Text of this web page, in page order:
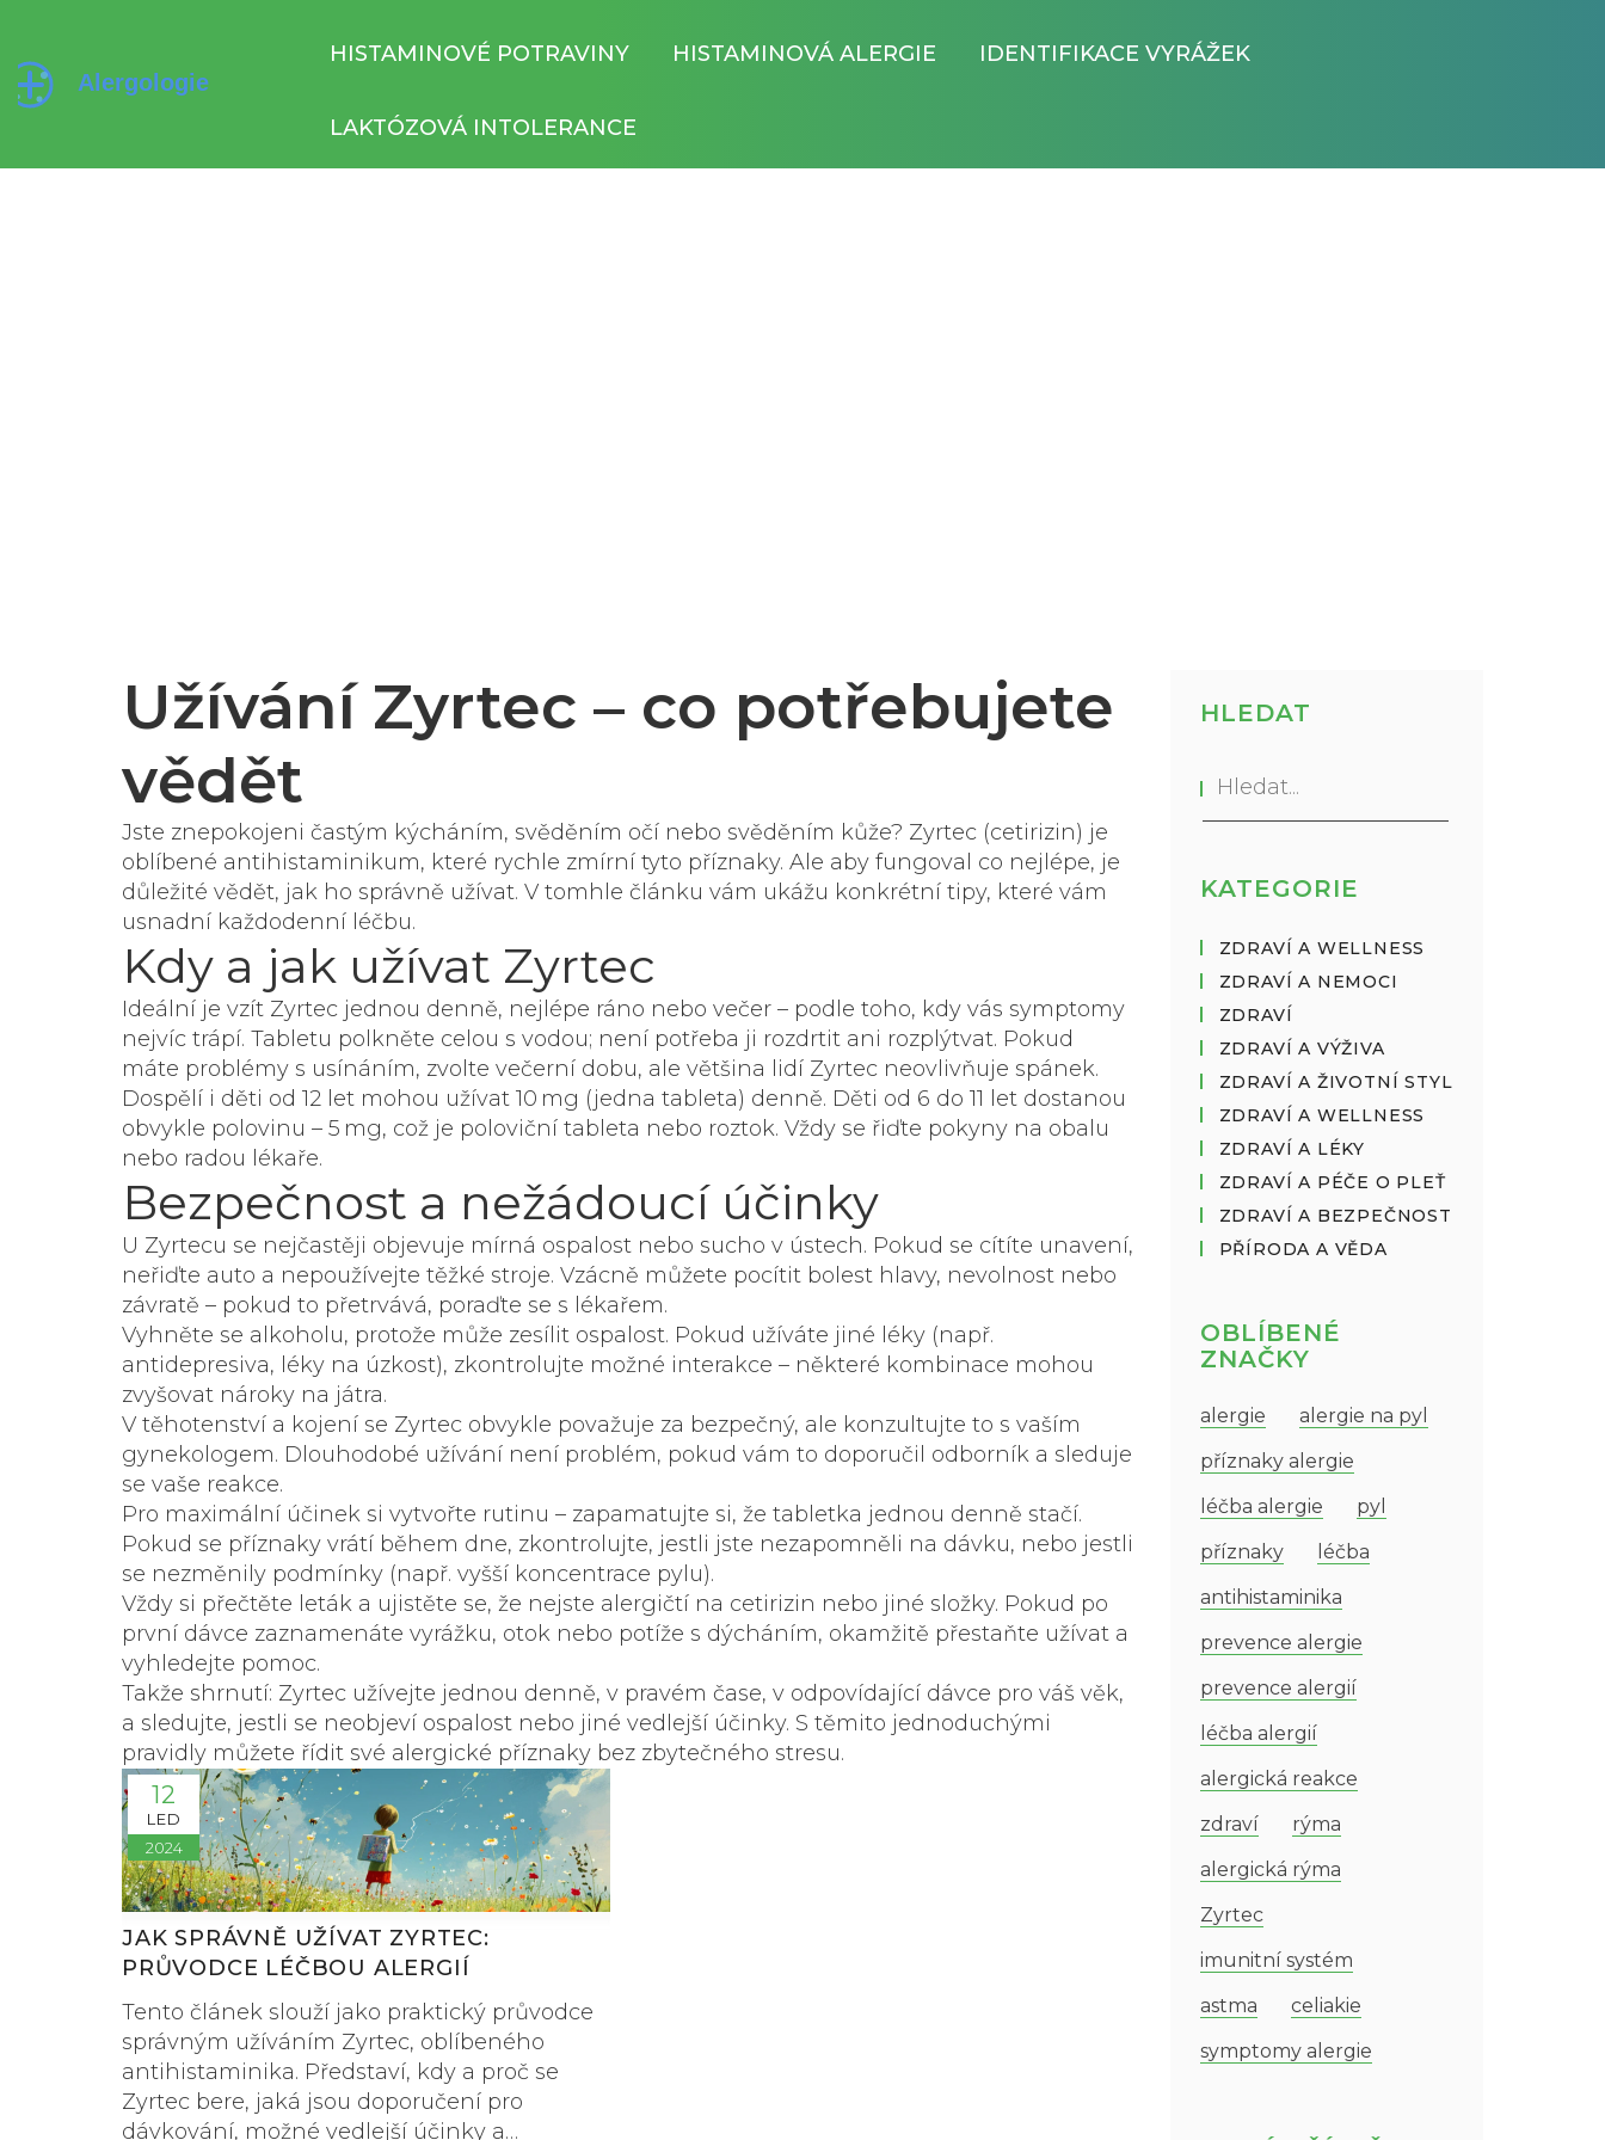
HISTAMINOVÉ POTRAVINY HISTAMINOVÁ ALERGIE IDENTIFIKACE VYRÁŽEK
LAKTÓZOVÁ INTOLERANCE
Užívání Zyrtec – co potřebujete
vědět
Jste znepokojeni častým kýcháním, svěděním očí nebo svěděním kůže? Zyrtec (cetirizin) je
oblíbené antihistaminikum, které rychle zmírní tyto příznaky. Ale aby fungoval co nejlépe, je
důležité vědět, jak ho správně užívat. V tomhle článku vám ukážu konkrétní tipy, které vám
usnadní každodenní léčbu.
Kdy a jak užívat Zyrtec
Ideální je vzít Zyrtec jednou denně, nejlépe ráno nebo večer – podle toho, kdy vás symptomy
nejvíc trápí. Tabletu polkněte celou s vodou; není potřeba ji rozdrtit ani rozplýtvat. Pokud
máte problémy s usínáním, zvolte večerní dobu, ale většina lidí Zyrtec neovlivňuje spánek.
Dospělí i děti od 12 let mohou užívat 10 mg (jedna tableta) denně. Děti od 6 do 11 let dostanou
obvykle polovinu – 5 mg, což je poloviční tableta nebo roztok. Vždy se řiďte pokyny na obalu
nebo radou lékaře.
Bezpečnost a nežádoucí účinky
U Zyrtecu se nejčastěji objevuje mírná ospalost nebo sucho v ústech. Pokud se cítíte unavení,
neřiďte auto a nepoužívejte těžké stroje. Vzácně můžete pocítit bolest hlavy, nevolnost nebo
závratě – pokud to přetrvává, poraďte se s lékařem.
Vyhněte se alkoholu, protože může zesílit ospalost. Pokud užíváte jiné léky (např.
antidepresiva, léky na úzkost), zkontrolujte možné interakce – některé kombinace mohou
zvyšovat nároky na játra.
V těhotenství a kojení se Zyrtec obvykle považuje za bezpečný, ale konzultujte to s vaším
gynekologem. Dlouhodobé užívání není problém, pokud vám to doporučil odborník a sleduje
se vaše reakce.
Pro maximální účinek si vytvořte rutinu – zapamatujte si, že tabletka jednou denně stačí.
Pokud se příznaky vrátí během dne, zkontrolujte, jestli jste nezapomněli na dávku, nebo jestli
se nezměnily podmínky (např. vyšší koncentrace pylu).
Vždy si přečtěte leták a ujistěte se, že nejste alergičtí na cetirizin nebo jiné složky. Pokud po
první dávce zaznamenáte vyrážku, otok nebo potíže s dýcháním, okamžitě přestaňte užívat a
vyhledejte pomoc.
Takže shrnutí: Zyrtec užívejte jednou denně, v pravém čase, v odpovídající dávce pro váš věk,
a sledujte, jestli se neobjeví ospalost nebo jiné vedlejší účinky. S těmito jednoduchými
pravidly můžete řídit své alergické příznaky bez zbytečného stresu.
12
LED
2024
JAK SPRÁVNĚ UŽÍVAT ZYRTEC:
PRŮVODCE LÉČBOU ALERGIÍ
Tento článek slouží jako praktický průvodce
správným užíváním Zyrtec, oblíbeného
antihistaminika. Představí, kdy a proč se
Zyrtec bere, jaká jsou doporučení pro
dávkování, možné vedlejší účinky a
HLEDAT
KATEGORIE
ZDRAVÍ A WELLNESS
ZDRAVÍ A NEMOCI
ZDRAVÍ
ZDRAVÍ A VÝŽIVA
ZDRAVÍ A ŽIVOTNÍ STYL
ZDRAVÍ A WELLNESS
ZDRAVÍ A LÉKY
ZDRAVÍ A PÉČE O PLEŤ
ZDRAVÍ A BEZPEČNOST
PŘÍRODA A VĚDA
OBLÍBENÉ
ZNAČKY
alergie
alergie na pyl
příznaky alergie
léčba alergie
pyl
příznaky
léčba
antihistaminika
prevence alergie
prevence alergií
léčba alergií
alergická reakce
zdraví
rýma
alergická rýma
Zyrtec
imunitní systém
astma
celiakie
symptomy alergie